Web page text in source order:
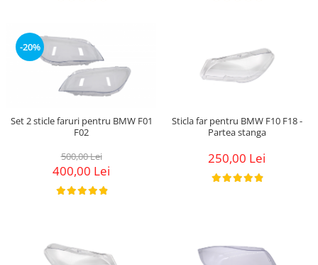
-20%
Set 2 sticle faruri pentru BMW F01
F02
500,00 Lei
400,00 Lei
Sticla far pentru BMW F10 F18 -
Partea stanga
250,00 Lei